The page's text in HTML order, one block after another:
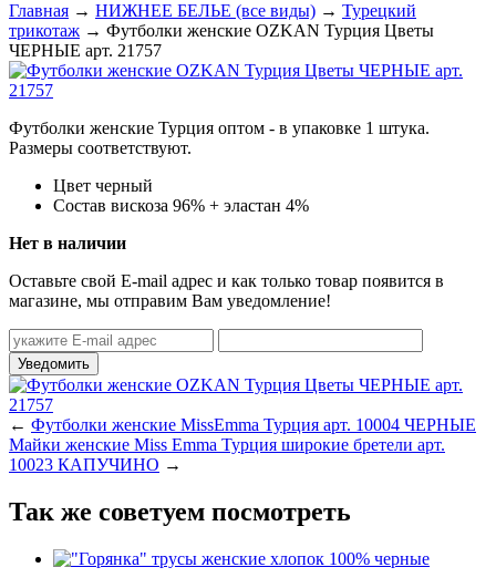
Главная → НИЖНЕЕ БЕЛЬЕ (все виды) → Турецкий
трикотаж → Футболки женские OZKAN Турция Цветы
ЧЕРНЫЕ арт. 21757
Футболки женские Турция оптом - в упаковке 1 штука.
Размеры соответствуют.
Цвет черный
Состав вискоза 96% + эластан 4%
Нет в наличии
Оставьте свой E-mail адрес и как только товар появится в
магазине, мы отправим Вам уведомление!
← Футболки женские MissEmma Турция арт. 10004 ЧЕРНЫЕ
Майки женские Miss Emma Турция широкие бретели арт.
10023 КАПУЧИНО →
Так же советуем посмотреть